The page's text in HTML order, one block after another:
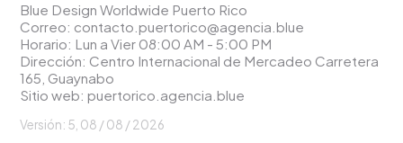
Blue Design Worldwide Puerto Rico
Correo: contacto.puertorico@agencia.blue
Horario: Lun a Vier 08:00 AM - 5:00 PM
Dirección: Centro Internacional de Mercadeo Carretera
165, Guaynabo
Sitio web:puertorico.agencia.blue
Versión: 5, 08 / 08 / 2026